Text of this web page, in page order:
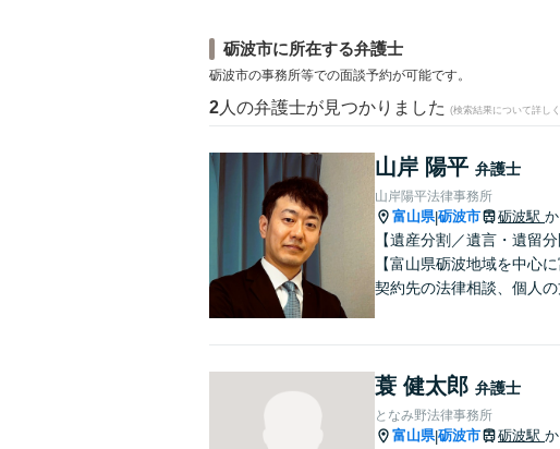
砺波市に所在する弁護士
砺波市の事務所等での面談予約が可能です。
2 人の弁護士が見つかりました (検索結果について詳し
山岸 陽平 弁護士
山岸陽平法律事務所
富山県|砺波市 砺波駅
【遺産分割／遺言・遺留
【富山県砺波地域を中心
契約先の法律相談、個人の
蓑 健太郎 弁護士
となみ野法律事務所
富山県|砺波市 砺波駅